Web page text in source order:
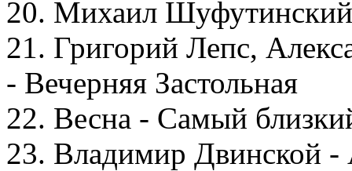
20. Михаил Шуфутинский
21. Григорий Лепс,
- Вечерняя Застольная
22. Весна - Самый
23. Владимир Двинской -